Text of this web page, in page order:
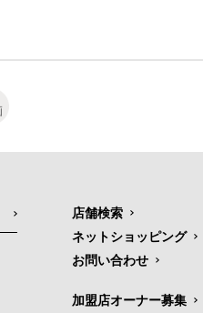
店舗検索
ネットショッピング
お問い合わせ
加盟店オーナー募集